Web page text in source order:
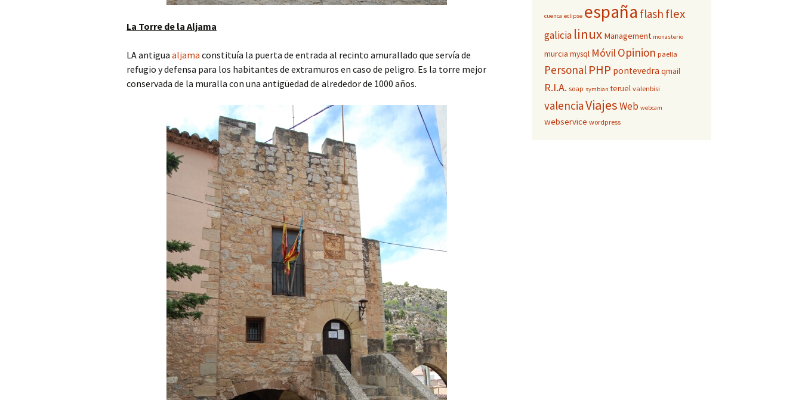
La Torre de la Aljama
LA antigua aljama constituía la puerta de entrada al recinto amurallado que servía de
refugio y defensa para los habitantes de extramuros en caso de peligro. Es la torre mejor
conservada de la muralla con una antigüedad de alrededor de 1000 años.
cuenca eclipse españa flash flex
galicia linux Management monasterio
murcia mysql MóvilOpinion paella
Personal PHP pontevedra qmail
R.I.A. soap symbian teruel valenbisi
valenciaViajesWeb webcam
webservice wordpress